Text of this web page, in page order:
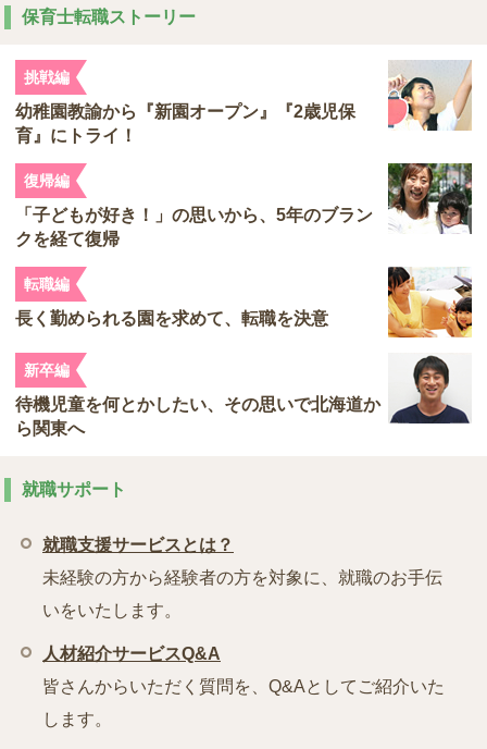
保育士転職ストーリー
挑戦編
幼稚園教諭から『新園オープン』『2歳児保
育』にトライ！
復帰編
「子どもが好き！」の思いから、5年のブラン
クを経て復帰
転職編
長く勤められる園を求めて、転職を決意
新卒編
待機児童を何とかしたい、その思いで北海道か
ら関東へ
就職サポート
就職支援サービスとは？
未経験の方から経験者の方を対象に、就職のお手伝
いをいたします。
人材紹介サービスQ&A
皆さんからいただく質問を、Q&Aとしてご紹介いた
します。